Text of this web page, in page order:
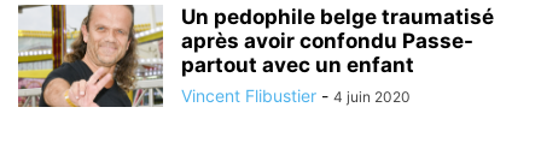
Un pedophile belge traumatisé
après avoir confondu Passe-
partout avec un enfant
Vincent Flibustier - 4 juin 2020